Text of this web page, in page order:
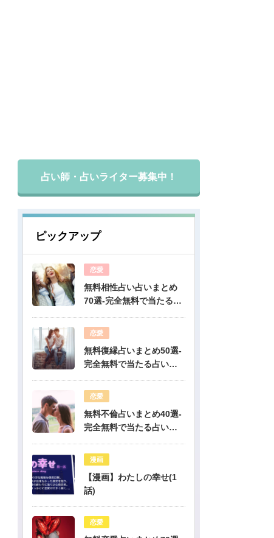
占い師・占いライター募集中！
ピックアップ
恋愛
無料相性占い占いまとめ
70選-完全無料で当たる占
恋愛
無料復縁占いまとめ50選-
完全無料で当たる占いだ
恋愛
無料不倫占いまとめ40選-
完全無料で当たる占いだ
漫画
【漫画】わたしの幸せ(1
話)
恋愛